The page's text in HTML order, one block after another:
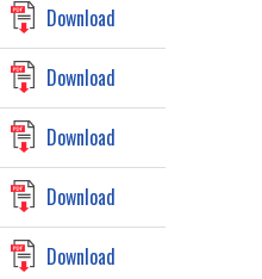
Download
Download
Download
Download
Download